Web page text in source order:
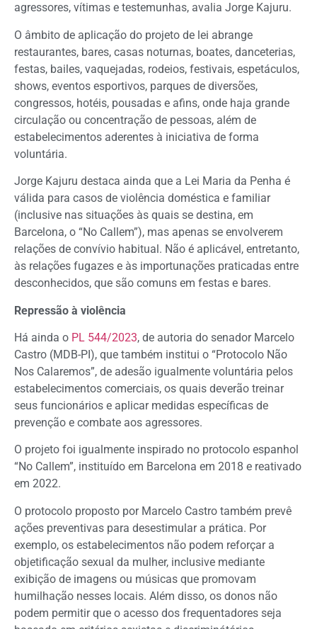
agressores, vítimas e testemunhas, avalia Jorge Kajuru.
O âmbito de aplicação do projeto de lei abrange
restaurantes, bares, casas noturnas, boates, danceterias,
festas, bailes, vaquejadas, rodeios, festivais, espetáculos,
shows, eventos esportivos, parques de diversões,
congressos, hotéis, pousadas e afins, onde haja grande
circulação ou concentração de pessoas, além de
estabelecimentos aderentes à iniciativa de forma
voluntária.
Jorge Kajuru destaca ainda que a Lei Maria da Penha é
válida para casos de violência doméstica e familiar
(inclusive nas situações às quais se destina, em
Barcelona, o “No Callem”), mas apenas se envolverem
relações de convívio habitual. Não é aplicável, entretanto,
às relações fugazes e às importunações praticadas entre
desconhecidos, que são comuns em festas e bares.
Repressão à violência
Há ainda o PL 544/2023, de autoria do senador Marcelo
Castro (MDB-PI), que também institui o “Protocolo Não
Nos Calaremos”, de adesão igualmente voluntária pelos
estabelecimentos comerciais, os quais deverão treinar
seus funcionários e aplicar medidas específicas de
prevenção e combate aos agressores.
O projeto foi igualmente inspirado no protocolo espanhol
“No Callem”, instituído em Barcelona em 2018 e reativado
em 2022.
O protocolo proposto por Marcelo Castro também prevê
ações preventivas para desestimular a prática. Por
exemplo, os estabelecimentos não podem reforçar a
objetificação sexual da mulher, inclusive mediante
exibição de imagens ou músicas que promovam
humilhação nesses locais. Além disso, os donos não
podem permitir que o acesso dos frequentadores seja